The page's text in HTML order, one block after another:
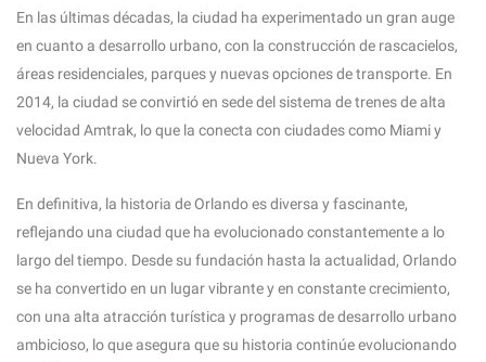
En las últimas décadas, la ciudad ha experimentado un gran auge
en cuanto a desarrollo urbano, con la construcción de rascacielos,
áreas residenciales, parques y nuevas opciones de transporte. En
2014, la ciudad se convirtió en sede del sistema de trenes de alta
velocidad Amtrak, lo que la conecta con ciudades como Miami y
Nueva York.
En definitiva, la historia de Orlando es diversa y fascinante,
reflejando una ciudad que ha evolucionado constantemente a lo
largo del tiempo. Desde su fundación hasta la actualidad, Orlando
se ha convertido en un lugar vibrante y en constante crecimiento,
con una alta atracción turística y programas de desarrollo urbano
ambicioso, lo que asegura que su historia continúe evolucionando